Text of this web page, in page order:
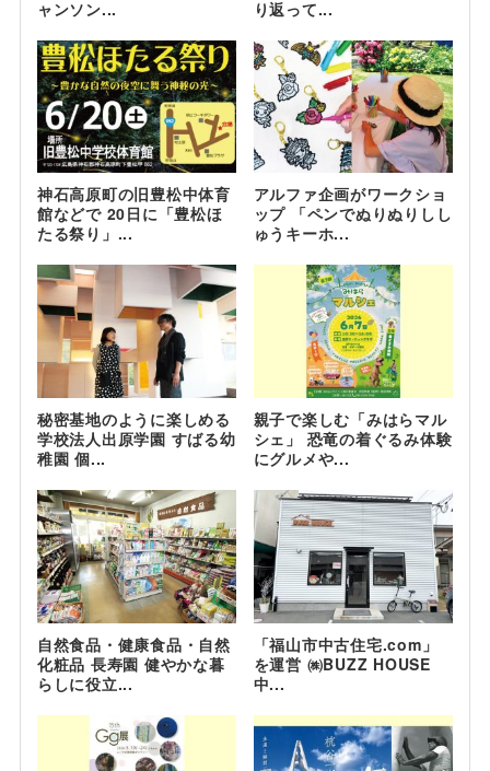
ャンソン...
り返って...
神石高原町の旧豊松中体育
館などで 20日に「豊松ほ
たる祭り」...
アルファ企画がワークショ
ップ 「ペンでぬりぬりしし
ゅうキーホ...
秘密基地のように楽しめる
学校法人出原学園 すばる幼
稚園 個...
親子で楽しむ「みはらマル
シェ」 恐竜の着ぐるみ体験
にグルメや...
自然食品・健康食品・自然
化粧品 長寿園 健やかな暮
らしに役立...
「福山市中古住宅.com」
を運営 ㈱BUZZ HOUSE
中...